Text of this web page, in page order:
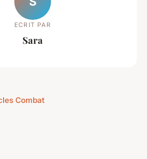
ECRIT PAR
Sara
Combat